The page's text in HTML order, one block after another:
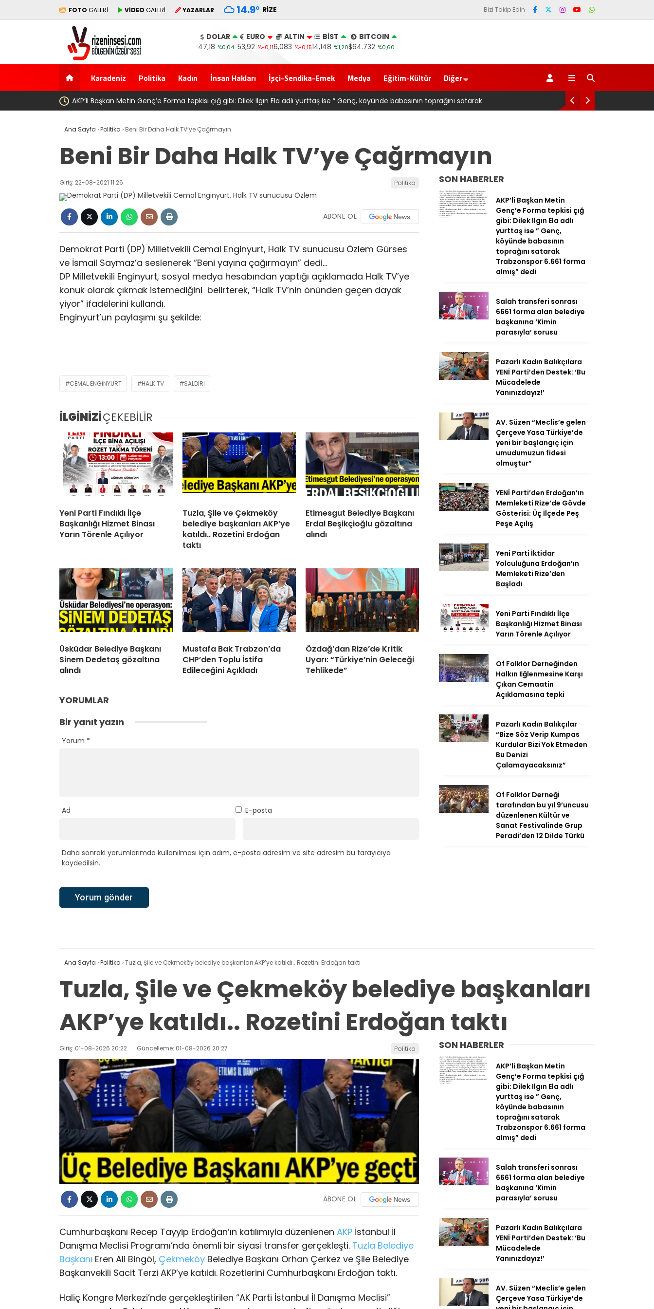
FOTO GALERİ VİDEO GALERİ YAZARLAR 14.9° RIZE Bizi Takip Edin
DOLAR
47,18 %0,04
EURO
53,92 %-0,11
ALTIN
6,083 %-0,15
BİST
14,148 %1,20
BITCOIN
$64.732 %0,60
Karadeniz Politika Kadın İnsan Hakları İşçi-Sendika-Emek Medya Eğitim-Kültür Diğer
gibi: Dilek Ilgın Ela adlı yurttaş ise ” Genç, köyünde babasının toprağını satarak Salah transferi sonrası 6661 forma alan belediye başkanına ‘Kimin parasıyla’ sorusu
Ana Sayfa ›Politika › Beni Bir Daha Halk TV’ye Çağrmayın
Beni Bir Daha Halk TV’ye Çağrmayın
Giriş: 22-08-2021 11:26 Politika
ABONE OL
Demokrat Parti (DP) Milletvekili Cemal Enginyurt, Halk TV sunucusu Özlem Gürses
ve İsmail Saymaz’a seslenerek “Beni yayına çağırmayın” dedi…
DP Milletvekili Enginyurt, sosyal medya hesabından yaptığı açıklamada Halk TV’ye
konuk olarak çıkmak istemediğini belirterek, “Halk TV’nin önünden geçen dayak
yiyor” ifadelerini kullandı.
Enginyurt’un paylaşımı şu şekilde:
CEMAL ENGINYURT HALK TV SALDIRI
İLGİNİZİÇEKEBİLİR
Yeni Parti Fındıklı İlçe
Başkanlığı Hizmet Binası
Yarın Törenle Açılıyor
Tuzla, Şile ve Çekmeköy
belediye başkanları AKP’ye
katıldı.. Rozetini Erdoğan
taktı
Etimesgut Belediye Başkanı
Erdal Beşikçioğlu gözaltına
alındı
Üsküdar Belediye Başkanı
Sinem Dedetaş gözaltına
alındı
Mustafa Bak Trabzon’da
CHP’den Toplu İstifa
Edileceğini Açıkladı
Özdağ’dan Rize’de Kritik
Uyarı: “Türkiye’nin Geleceği
Tehlikede”
YORUMLAR
Bir yanıt yazın
Yorum *
Ad E-posta
Daha sonraki yorumlarımda kullanılması için adım, e-posta adresim ve site adresim bu tarayıcıya
kaydedilsin.
SON HABERLER
AKP’li Başkan Metin
Genç’e Forma tepkisi çığ
gibi: Dilek Ilgın Ela adlı
yurttaş ise ” Genç,
köyünde babasının
toprağını satarak
Trabzonspor 6.661 forma
almış” dedi
Salah transferi sonrası
6661 forma alan belediye
başkanına ‘Kimin
parasıyla’ sorusu
Pazarlı Kadın Balıkçılara
YENİ Parti’den Destek: ‘Bu
Mücadelede
Yanınızdayız!’
AV. Süzen “Meclis’e gelen
Çerçeve Yasa Türkiye’de
yeni bir başlangıç için
umudumuzun fidesi
olmuştur”
YENİ Parti’den Erdoğan’ın
Memleketi Rize’de Gövde
Gösterisi: Üç İlçede Peş
Peşe Açılış
Yeni Parti İktidar
Yolculuğuna Erdoğan’ın
Memleketi Rize’den
Başladı
Yeni Parti Fındıklı İlçe
Başkanlığı Hizmet Binası
Yarın Törenle Açılıyor
Of Folklor Derneğinden
Halkın Eğlenmesine Karşı
Çıkan Cemaatin
Açıklamasına tepki
Pazarlı Kadın Balıkçılar
“Bize Söz Verip Kumpas
Kurdular Bizi Yok Etmeden
Bu Denizi
Çalamayacaksınız”
Of Folklor Derneği
tarafından bu yıl 9’uncusu
düzenlenen Kültür ve
Sanat Festivalinde Grup
Peradi’den 12 Dilde Türkü
Ana Sayfa ›Politika ›Tuzla, Şile ve Çekmeköy belediye başkanları AKP’ye katıldı.. Rozetini Erdoğan taktı
Tuzla, Şile ve Çekmeköy belediye başkanları
AKP’ye katıldı.. Rozetini Erdoğan taktı
Giriş: 01-08-2026 20:22 Güncelleme: 01-08-2026 20:27 Politika
ABONE OL
Cumhurbaşkanı Recep Tayyip Erdoğan’ın katılımıyla düzenlenen AKP İstanbul İl
Danışma Meclisi Programı’nda önemli bir siyasi transfer gerçekleşti. Tuzla Belediye
Başkanı Eren Ali Bingöl, Çekmeköy Belediye Başkanı Orhan Çerkez ve Şile Belediye
Başkanvekili Sacit Terzi AKP’ye katıldı. Rozetlerini Cumhurbaşkanı Erdoğan taktı.
Haliç Kongre Merkezi’nde gerçekleştirilen “AK Parti İstanbul İl Danışma Meclisi”
SON HABERLER
AKP’li Başkan Metin
Genç’e Forma tepkisi çığ
gibi: Dilek Ilgın Ela adlı
yurttaş ise ” Genç,
köyünde babasının
toprağını satarak
Trabzonspor 6.661 forma
almış” dedi
Salah transferi sonrası
6661 forma alan belediye
başkanına ‘Kimin
parasıyla’ sorusu
Pazarlı Kadın Balıkçılara
YENİ Parti’den Destek: ‘Bu
Mücadelede
Yanınızdayız!’
AV. Süzen “Meclis’e gelen
Çerçeve Yasa Türkiye’de